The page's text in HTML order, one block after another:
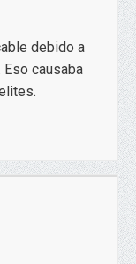
debido a
causaba